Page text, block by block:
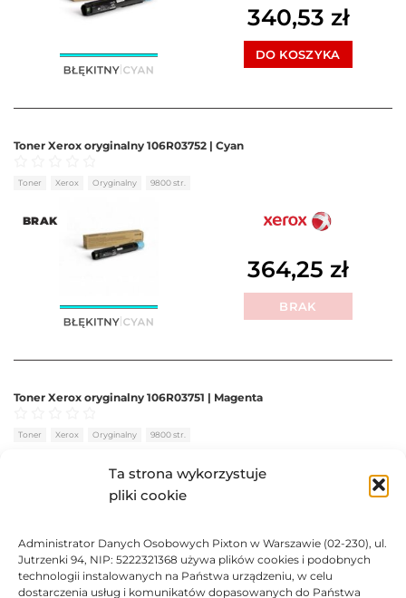
Ta strona wykorzystuje
pliki cookie
Administrator Danych Osobowych Pixton w Warszawie (02-230), ul.
Jutrzenki 94, NIP: 5222321368 używa plików cookies i podobnych
technologii instalowanych na Państwa urządzeniu, w celu
dostarczenia usług i komunikatów dopasowanych do Państwa
340,53 zł
DO KOSZYKA
BRAK
Toner Xerox oryginalny 106R03752 | Cyan
Oceniono
Toner Xerox Oryginalny 9800 str.
364,25 zł
BRAK
Toner Xerox oryginalny 106R03751 | Magenta
Oceniono
Toner Xerox Oryginalny 9800 str.
BRAK